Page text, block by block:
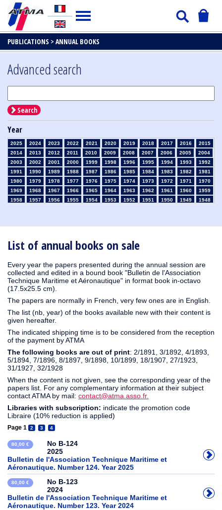
PUBLICATIONS > ANNUAL BOOKS
List of annual books on sale
Every year the papers presented during the annual session are
collected and edited in a bound book "Bulletin de l'Association
Technique Maritime et Aéronautique" in format book in-octavo
(17.5x25.5 cm).
The papers are normally in French, very few ones are in English.
The list (nb, year) of the books available new with their content is
given hereafter.
The indicated shipping time is to be considered from the reception
of the payment by ATMA
The following books are out of print: 2/1891, 3/1892, 4/1893,
5/1894, 7/1896, 8/1897, 9/1898, 10/1899, 18/1907, 27/1923,
31/1927, 32/1928
When the content is not given, see the corresponding year of the
papers list. For any complementary information at their subject
contact ATMA by mail: contact@atma.asso.fr.
Libraries with subscription: indicate the promotion code
Libraire (10% reduction is applied)
Page 1 2 3 4
80,00 €
No B-124
2025
Bulletin de l'Association Technique Maritime et
Aéronautique. Number 124. Year 2025
80,00 €
No B-123
2024
Bulletin de l'Association Technique Maritime et
Aéronautique. Number 123. Year 2024
Advanced search
Search
Year
2025 2024 2023 2022 2021 2020 2019 2018 2017 2016
2015
2014
2013 2012 2011 2010 2009 2008 2007 2006 2005
2004
2003
2002 2001 2000 1999 1998 1996 1995 1994 1993
1992
1991
1990 1989 1988 1987 1986 1985 1984 1983 1982
1981
1980
1979 1978 1977 1976 1975 1974 1973 1972 1971
1970
1969
1968 1967 1966 1965 1964 1963 1962 1961 1960
1959
1958
1957 1956 1955 1954 1953 1952 1951 1950 1949
1948
1910
1909 1908 1906 1905 1904 1903 1902 1901 1900
1895